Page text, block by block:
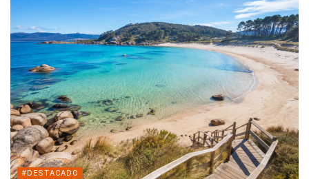
#DESTACADO